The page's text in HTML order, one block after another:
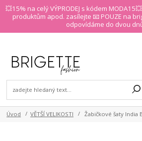
💥15% na celý VÝPRODEJ s kódem
produktům apod. zasílejte 📧 POUZE na
odpovídáme do dvou
Úvod VĚTŠÍ VELIKOSTI Žabičkové šaty India